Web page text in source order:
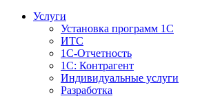
Услуги
Установка программ 1С
ИТС
1С-Отчетность
1С: Контрагент
Индивидуальные услуги
Разработка